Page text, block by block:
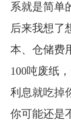
系就是简单
后来我想了
本、仓储费
100吨废纸
利息就吃掉
你可能还是